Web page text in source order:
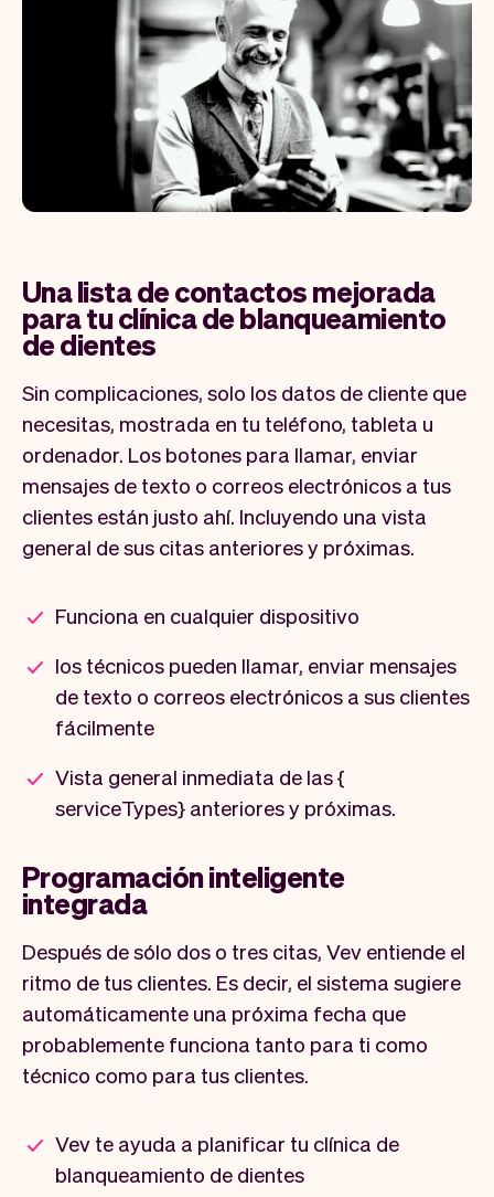
Una lista de contactos mejorada
para tu clínica de blanqueamiento
de dientes
Sin complicaciones, solo los datos de cliente que
necesitas, mostrada en tu teléfono, tableta u
ordenador. Los botones para llamar, enviar
mensajes de texto o correos electrónicos a tus
clientes están justo ahí. Incluyendo una vista
general de sus citas anteriores y próximas.
Funciona en cualquier dispositivo
los técnicos pueden llamar, enviar mensajes
de texto o correos electrónicos a sus clientes
fácilmente
Vista general inmediata de las {
serviceTypes} anteriores y próximas.
Programación inteligente
integrada
Después de sólo dos o tres citas, Vev entiende el
ritmo de tus clientes. Es decir, el sistema sugiere
automáticamente una próxima fecha que
probablemente funciona tanto para ti como
técnico como para tus clientes.
Vev te ayuda a planificar tu clínica de
blanqueamiento de dientes